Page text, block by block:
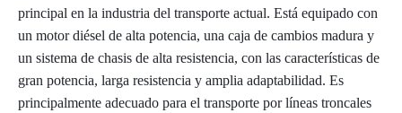
principal en la industria del transporte actual. Está equipado con
un motor diésel de alta potencia, una caja de cambios madura y
un sistema de chasis de alta resistencia, con las características de
gran potencia, larga resistencia y amplia adaptabilidad. Es
principalmente adecuado para el transporte por líneas troncales